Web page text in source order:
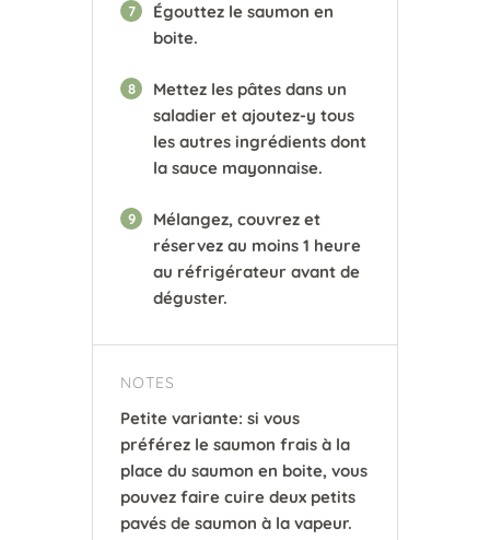
7
Égouttez le saumon en
boite.
8
Mettez les pâtes dans un
saladier et ajoutez-y tous
les autres ingrédients dont
la sauce mayonnaise.
9
Mélangez, couvrez et
réservez au moins 1 heure
au réfrigérateur avant de
déguster.
NOTES
Petite variante: si vous
préférez le saumon frais à la
place du saumon en boite, vous
pouvez faire cuire deux petits
pavés de saumon à la vapeur.